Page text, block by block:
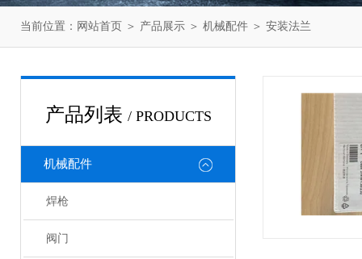
当前位置： 网站首页 ＞ 产品展示 ＞ 机械配件 ＞ 安装法兰
产品列表 / PRODUCTS
机械配件
焊枪
阀门